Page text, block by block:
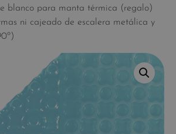
blanco para manta térmica (regalo)
ni cajeado de escalera metálica y